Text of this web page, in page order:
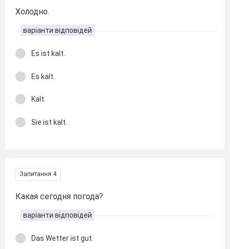
Холодно.
варіанти відповідей
Es ist kalt.
Es kalt.
Kalt.
Sie ist kalt.
Запитання 4
Какая сегодня погода?
варіанти відповідей
Das Wetter ist gut.